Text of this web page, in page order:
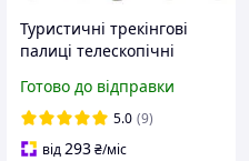
Туристичні трекінгові
палиці телескопічні
походів, для спортивної
ходьби
Готово до відправки
5.0 (9)
від293₴/міс